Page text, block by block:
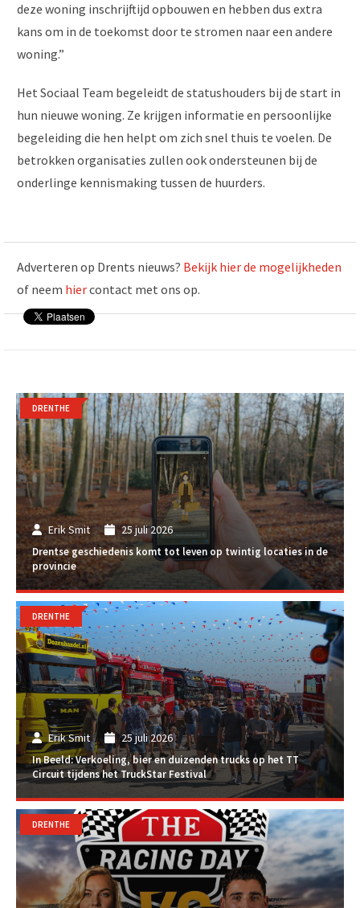
deze woning inschrijftijd opbouwen en hebben dus extra
kans om in de toekomst door te stromen naar een andere
woning.”
Het Sociaal Team begeleidt de statushouders bij de start in
hun nieuwe woning. Ze krijgen informatie en persoonlijke
begeleiding die hen helpt om zich snel thuis te voelen. De
betrokken organisaties zullen ook ondersteunen bij de
onderlinge kennismaking tussen de huurders.
Adverteren op Drents nieuws? Bekijk hier de mogelijkheden
of neem hiercontact met ons op.
Erik Smit 25 juli 2026
Drentse geschiedenis komt tot leven op twintig locaties in de
provincie
DRENTHE
Erik Smit 25 juli 2026
In Beeld: Verkoeling, bier en duizenden trucks op het TT
Circuit tijdens het TruckStar Festival
DRENTHE
DRENTHE